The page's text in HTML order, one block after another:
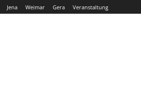
Jena Weimar Gera Veranstaltung